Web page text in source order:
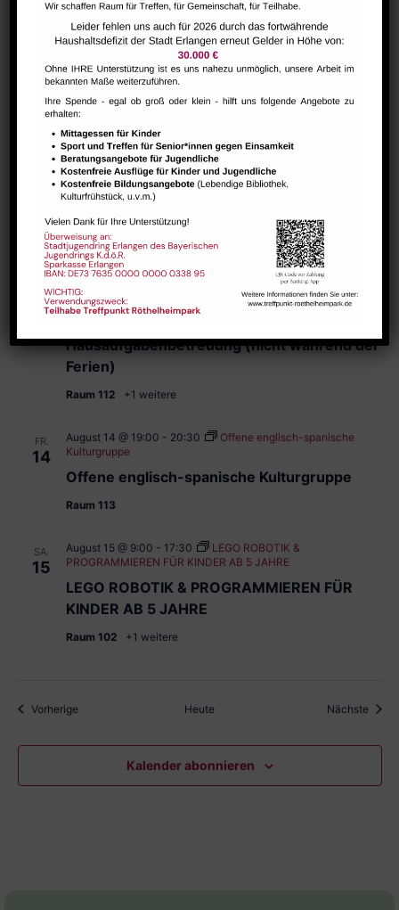
12
Kardecgruppe Erlangen – Deutsche
Spiritistische Vereinigung e. V
August 12 @ 18:30-22:00
Kardecgruppe Erlangen –
Deutsche Spiritistische Vereinigung e. V
Raum 113
Ferien)
August 13 @ 13:30- 15:00
Hausaufgabenbetreuung (nicht
während der Ferien)
Raum 112 +1 weitere
FR.
Hausaufgabenbetreuung (nicht während der
Ferien)
August 14 @ 13:30-15:00
Hausaufgabenbetreuung (nicht
während der Ferien)
Raum 112 +1 weitere
FR.
14
Offene englisch-spanische Kulturgruppe
August 14 @ 19:00 - 20:30
Offene englisch-spanische
Kulturgruppe
Raum 113
SA.
15
LEGO ROBOTIK & PROGRAMMIEREN FÜR
KINDER AB 5 JAHRE
August 15 @ 9:00 - 17:30
LEGO ROBOTIK &
PROGRAMMIEREN FÜR KINDER AB 5 JAHRE
Raum 102 +1 weitere
VorherigeVeranstaltungen Heute Nächste
Kalender abonnieren